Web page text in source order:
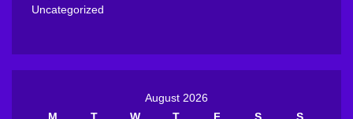
Uncategorized
August 2026